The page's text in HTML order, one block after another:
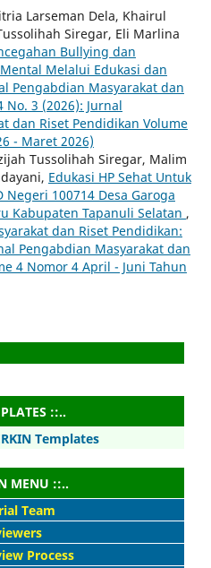
Larseman Dela, Khairul
Siregar, Eli Marlina
Bullying dan
Melalui Edukasi dan
Pengabdian Masyarakat dan
No. 3 (2026): Jurnal
dan Riset Pendidikan Volume
- Maret 2026)
Tussolihah Siregar, Malim
Edukasi HP Sehat Untuk
Negeri 100714 Desa Garoga
Kabupaten Tapanuli Selatan ,
dan Riset Pendidikan:
Pengabdian Masyarakat dan
4 Nomor 4 April - Juni Tahun
::..
Templates
MENU ::..
Team
Process